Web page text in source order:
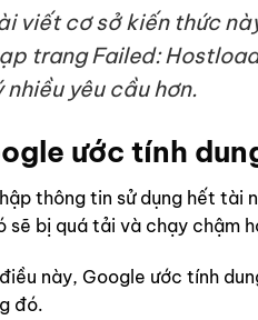
viết cơ sở kiến thức
trang Failed:
nhiều yêu cầu hơn.
ước tính
thông tin sử dụng hết tài
sẽ bị quá tải và chạy chậm
này, Google ước tính
đó.